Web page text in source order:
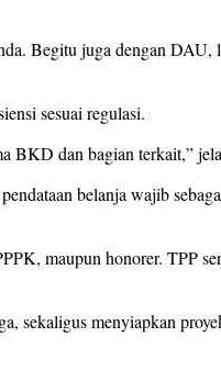
Begitu juga dengan DAU,
sesuai regulasi.
BKD dan bagian terkait,”
belanja wajib
maupun honorer. TPP
sekaligus menyiapkan